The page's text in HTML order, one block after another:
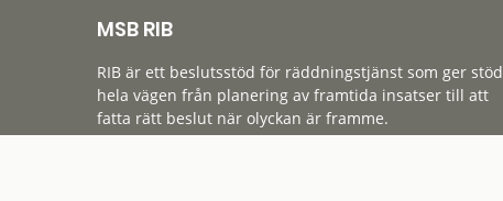
MSB RIB
RIB är ett beslutsstöd för räddningstjänst som ger stöd
hela vägen från planering av framtida insatser till att
fatta rätt beslut när olyckan är framme.